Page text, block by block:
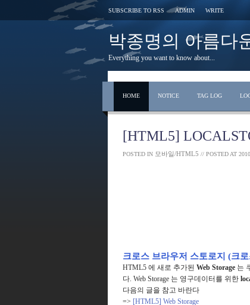
SUBSCRIBE TO RSS ADMIN WRITE
박종명의 아름다
Everything you want to know about...
HOME NOTICE TAG LOG
[HTML5]
POSTED IN 모바일/HTML5 // POSTED AT
크로스 브라우저 스토로지 (크
HTML5 에 새로 추가된 Web Storage 는
다. Web Storage 는 영구데이터를 위한
다음의 글을 참고 바란다
=> [HTML5] Web Storage